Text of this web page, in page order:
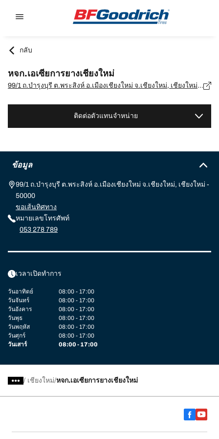
กลับ
หจก.เอเซียการยางเชียงใหม่
99/1 ถ.บำรุงบุรี ต.พระสิงห์ อ.เมืองเชียงใหม่ จ.เชียงใหม่, เชียงใหม่ - 50000
ติดต่อตัวแทนจำหน่าย
ข้อมูล
99/1 ถ.บำรุงบุรี ต.พระสิงห์ อ.เมืองเชียงใหม่ จ.เชียงใหม่, เชียงใหม่ -
50000
ขอเส้นทิศทาง
หมายเลขโทรศัพท์
053 278 789
เวลาเปิดทำการ
วันอาทิตย์
08:00 - 17:00
วันจันทร์
08:00 - 17:00
วันอังคาร
08:00 - 17:00
วันพุธ
08:00 - 17:00
วันพฤหัส
08:00 - 17:00
วันศุกร์
08:00 - 17:00
วันเสาร์
08:00 - 17:00
/ เชียงใหม่ หจก.เอเซียการยางเชียงใหม่